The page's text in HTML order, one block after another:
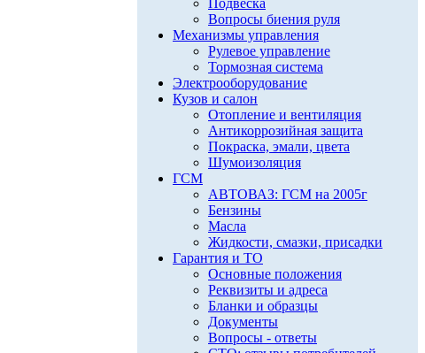
Подвеска
Вопросы биения руля
Механизмы управления
Рулевое управление
Тормозная система
Электрооборудование
Кузов и салон
Отопление и вентиляция
Антикоррозийная защита
Покраска, эмали, цвета
Шумоизоляция
ГСМ
АВТОВАЗ: ГСМ на 2005г
Бензины
Масла
Жидкости, смазки, присадки
Гарантия и ТО
Основные положения
Реквизиты и адреса
Бланки и образцы
Документы
Вопросы - ответы